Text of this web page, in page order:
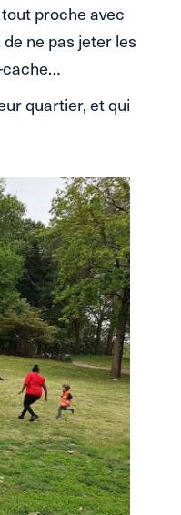
proche avec
ne pas jeter les
cache…
quartier, et qui